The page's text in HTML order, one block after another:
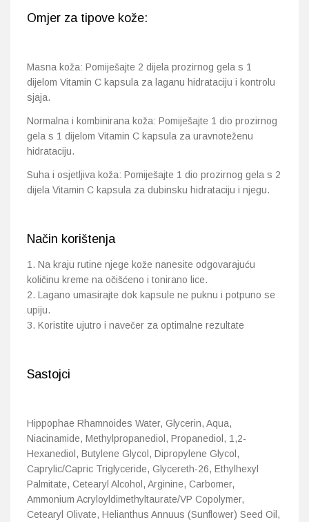
Omjer za tipove kože:
Masna koža: Pomiješajte 2 dijela prozirnog gela s 1
dijelom Vitamin C kapsula za laganu hidrataciju i kontrolu
sjaja.
Normalna i kombinirana koža: Pomiješajte 1 dio prozirnog
gela s 1 dijelom Vitamin C kapsula za uravnoteženu
hidrataciju.
Suha i osjetljiva koža: Pomiješajte 1 dio prozirnog gela s 2
dijela Vitamin C kapsula za dubinsku hidrataciju i njegu.
Način korištenja
1. Na kraju rutine njege kože nanesite odgovarajuću
količinu kreme na očišćeno i tonirano lice.
2. Lagano umasirajte dok kapsule ne puknu i potpuno se
upiju.
3. Koristite ujutro i navečer za optimalne rezultate
Sastojci
Hippophae Rhamnoides Water, Glycerin, Aqua,
Niacinamide, Methylpropanediol, Propanediol, 1,2-
Hexanediol, Butylene Glycol, Dipropylene Glycol,
Caprylic/Capric Triglyceride, Glycereth-26, Ethylhexyl
Palmitate, Cetearyl Alcohol, Arginine, Carbomer,
Ammonium Acryloyldimethyltaurate/VP Copolymer,
Cetearyl Olivate, Helianthus Annuus (Sunflower) Seed Oil,